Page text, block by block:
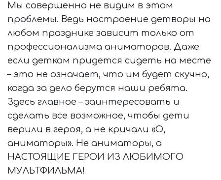
Мы совершенно не видим в этом
проблемы. Ведь настроение детворы на
любом празднике зависит только от
профессионализма аниматоров. Даже
если деткам придется сидеть на месте
– это не означает, что им будет скучно,
когда за дело берутся наши ребята.
Здесь главное – заинтересовать и
сделать все возможное, чтобы дети
верили в героя, а не кричали «О,
аниматоры». Не аниматоры, а
НАСТОЯЩИЕ ГЕРОИ ИЗ ЛЮБИМОГО
МУЛЬТФИЛЬМА!